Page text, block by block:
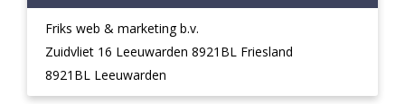
Friks web & marketing b.v.
Zuidvliet 16 Leeuwarden 8921BL Friesland
8921BL Leeuwarden